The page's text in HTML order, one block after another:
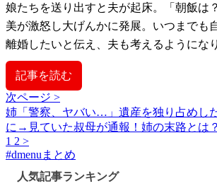
娘たちを送り出すと夫が起床。「朝飯は
美が激怒し大げんかに発展。いつまでも
離婚したいと伝え、夫も考えるようにな
記事を読む
次ページ >
姉「警察、ヤバい…」遺産を独り占めし
に→見ていた叔母が通報！姉の末路とは？
1 2 >
#dmenuまとめ
人気記事ランキング